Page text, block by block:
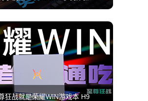
狂战就是荣耀WIN游戏本 H9